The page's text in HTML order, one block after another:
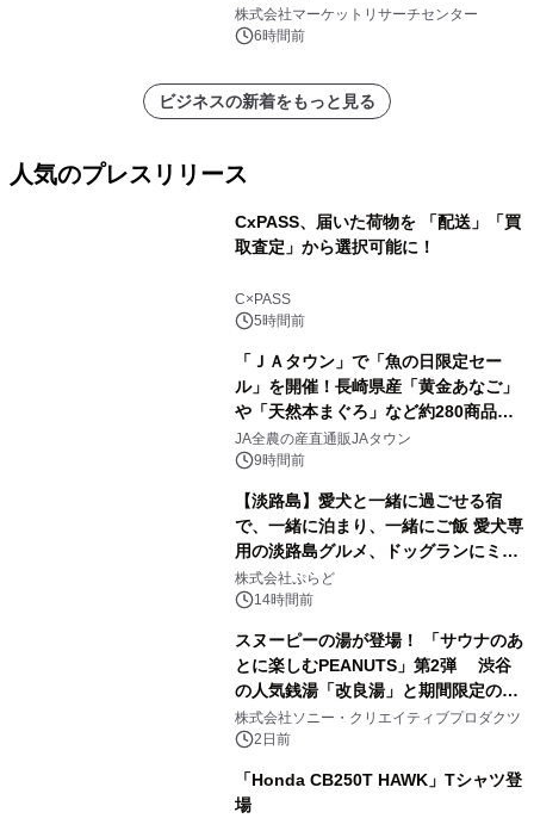
ン、3.5～5.0トン、その他）・分析レ
ポートを発表
株式会社マーケットリサーチセンター
6時間前
ビジネスの新着をもっと見る
人気のプレスリリース
CxPASS、届いた荷物を 「配送」「買
取査定」から選択可能に！
C×PASS
5時間前
「ＪＡタウン」で「魚の日限定セー
ル」を開催！長崎県産「黄金あなご」
や「天然本まぐろ」など約280商品を
販売！～毎月１０日の定例企画～
JA全農の産直通販JAタウン
9時間前
【淡路島】愛犬と一緒に過ごせる宿
で、一緒に泊まり、一緒にご飯 愛犬専
用の淡路島グルメ、ドッグランにミニ
プール グランピングとトレーラーハウ
スの2施設で
株式会社ぷらど
14時間前
スヌーピーの湯が登場！ 「サウナのあ
とに楽しむPEANUTS」第2弾 渋谷
の人気銭湯「改良湯」と期間限定のコ
ラボレーション サウナイキタイコラ
ボグッズも発売決定！
株式会社ソニー・クリエイティブプロダクツ
2日前
「Honda CB250T HAWK」Tシャツ登
場